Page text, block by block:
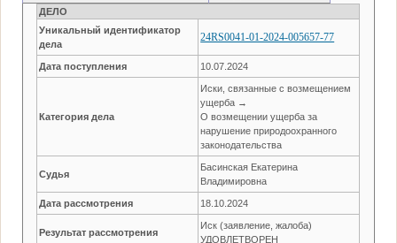
ДЕЛО
Уникальный идентификатор
дела
24RS0041-01-2024-005657-77
Дата поступления 10.07.2024
Категория дела
Иски, связанные с возмещением
ущерба →
О возмещении ущерба за
нарушение природоохранного
законодательства
Судья
Басинская Екатерина
Владимировна
Дата рассмотрения 18.10.2024
Результат рассмотрения
Иск (заявление, жалоба)
УДОВЛЕТВОРЕН